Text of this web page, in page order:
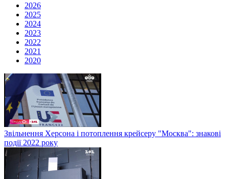
2026
2025
2024
2023
2022
2021
2020
Звільнення Херсона і потоплення крейсеру "Москва": знакові
події 2022 року